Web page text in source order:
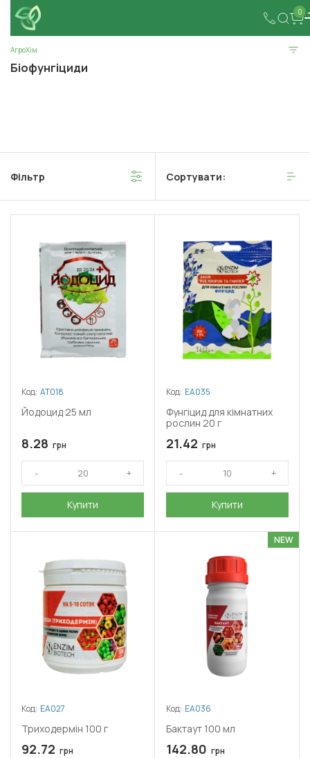
0
АгроХім
Біофунгіциди
Фільтр Сортувати:
Код: АТ018
Йодоцид 25 мл
8.28 грн
Купити
Код: ЕА035
Фунгіцид для кімнатних
рослин 20 г
21.42 грн
Купити
Код: ЕА027
Триходермін 100 г
92.72 грн
NEW
Код: ЕА036
Бактаут 100 мл
142.80 грн